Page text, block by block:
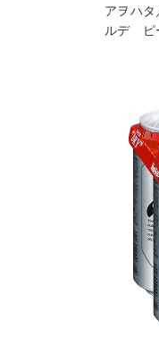
アヲハ
ルデ ピ